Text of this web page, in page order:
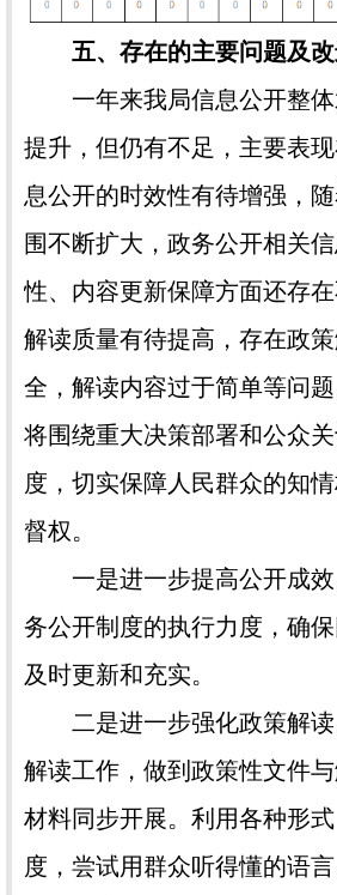
五、存在的主要问题及
一年来我局信息公开整体
提升，但仍有不足，主要表
息公开的时效性有待增强，
围不断扩大，政务公开相关
性、内容更新保障方面还存
解读质量有待提高，存在政策
全，解读内容过于简单等问
将围绕重大决策部署和公众关
度，切实保障人民群众的知
督权。
一是进一步提高公开成效
务公开制度的执行力度，确
及时更新和充实。
二是进一步强化政策解读
解读工作，做到政策性文件
材料同步开展。利用各种形
度，尝试用群众听得懂的语